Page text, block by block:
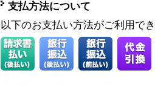
支払方法について
以下のお支払い方法がご利用で